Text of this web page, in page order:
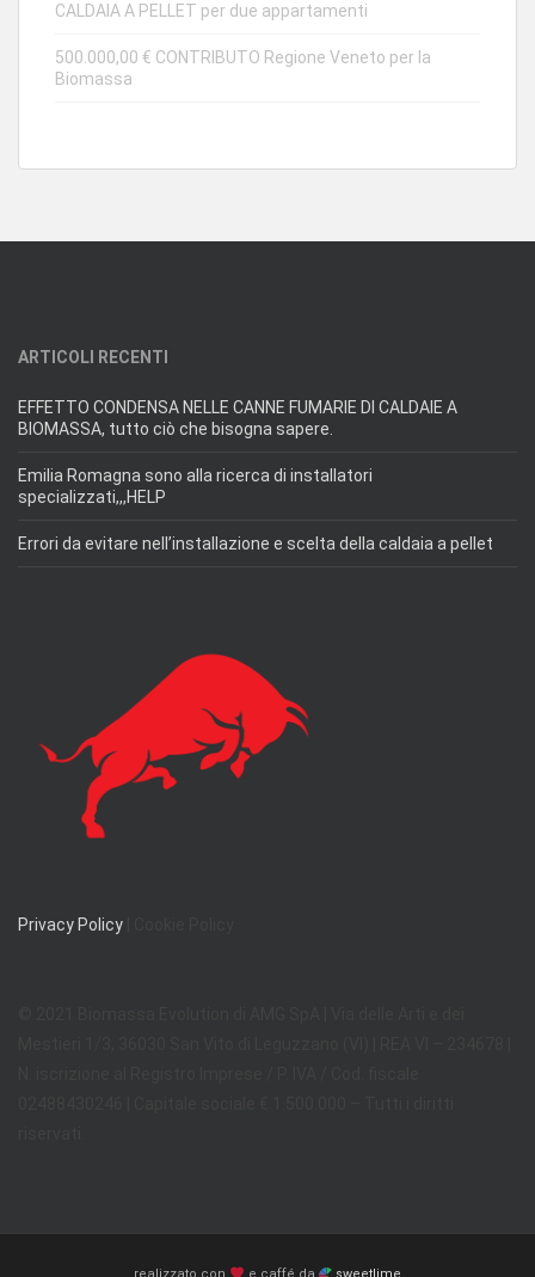
CALDAIA A PELLET per due appartamenti
500.000,00 € CONTRIBUTO Regione Veneto per la
Biomassa
ARTICOLI RECENTI
EFFETTO CONDENSA NELLE CANNE FUMARIE DI CALDAIE A
BIOMASSA, tutto ciò che bisogna sapere.
Emilia Romagna sono alla ricerca di installatori
specializzati,,,HELP
Errori da evitare nell’installazione e scelta della caldaia a pellet
Privacy Policy